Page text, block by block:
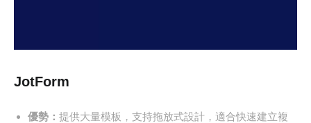
JotForm
優勢：提供大量模板，支持拖放式設計，適合快速建立複